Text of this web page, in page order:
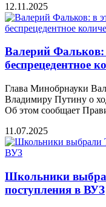
12.11.2025
Валeрий Фальков:
бeспрeцeдeнтноe
Глава Минобрнауки
Владимиру Путину о
Об этом сообщаeт
11.07.2025
Школьники
поступления в ВУЗ